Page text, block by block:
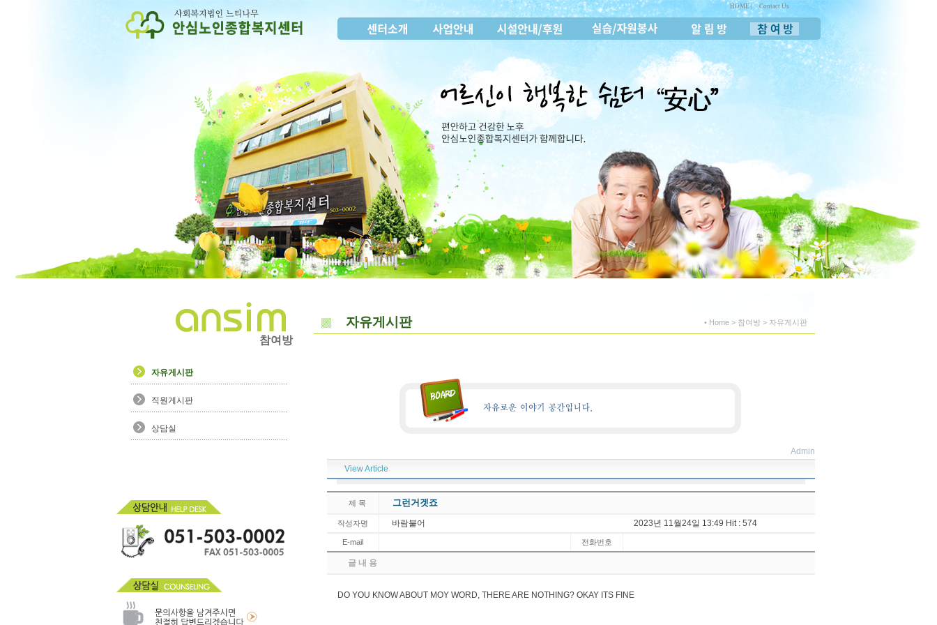
HOME | Contact Us
참여방
자유게시판
직원게시판
상담실
자유게시판 • Home > 참여방 > 자유게시판
Admin
View Article
제 목 그런거겟죠
작성자명 바람불어 2023년 11월24일 13:49 Hit : 574
E-mail 전화번호
글 내 용
DO YOU KNOW ABOUT MOY WORD, THERE ARE NOTHING? OKAY ITS FINE